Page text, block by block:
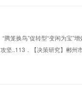
腾笼换鸟”促转型“变闲为宝
坚..113．【决策研究】郴州